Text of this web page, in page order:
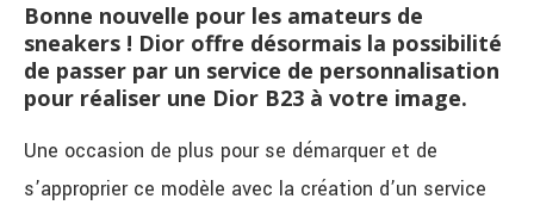
Bonne nouvelle pour les amateurs de
sneakers ! Dior offre désormais la possibilité
de passer par un service de personnalisation
pour réaliser une Dior B23 à votre image.
Une occasion de plus pour se démarquer et de
s’approprier ce modèle avec la création d’un service